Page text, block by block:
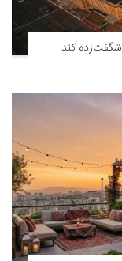
شگفت‌زده کند